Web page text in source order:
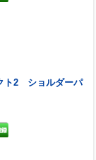
ト2 ショルダーパ